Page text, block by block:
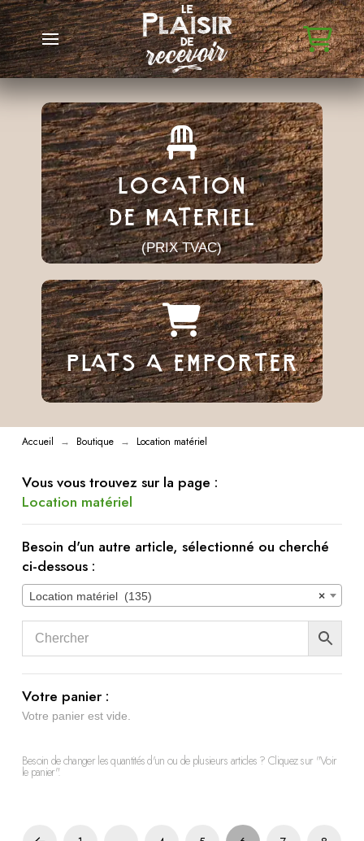
LOCATION
DE MATERIEL
(PRIX TVAC)
PLATS A EMPORTER
Accueil → Boutique → Location matériel
Vous vous trouvez sur la page :
Location matériel
Besoin d'un autre article, sélectionné ou cherché
ci-dessous :
×
Location matériel (135)
Votre panier :
Votre panier est vide.
Besoin de changer les quantités d'un ou de plusieurs articles ? Cliquez sur "Voir
le panier".